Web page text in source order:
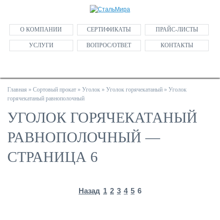
О КОМПАНИИ СЕРТИФИКАТЫ ПРАЙС-ЛИСТЫ
УСЛУГИ ВОПРОС/ОТВЕТ КОНТАКТЫ
Главная » Сортовый прокат » Уголок » Уголок горячекатаный » Уголок
горячекатаный равнополочный
УГОЛОК ГОРЯЧЕКАТАНЫЙ
РАВНОПОЛОЧНЫЙ —
СТРАНИЦА 6
Назад 1 2 3 4 5 6